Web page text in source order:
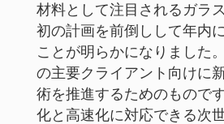
材料として注目されるガラ
初の計画を前倒しして年内
ことが明らかになりました
の主要クライアント向けに
術を推進するためのもので
化と高速化に対応できる次